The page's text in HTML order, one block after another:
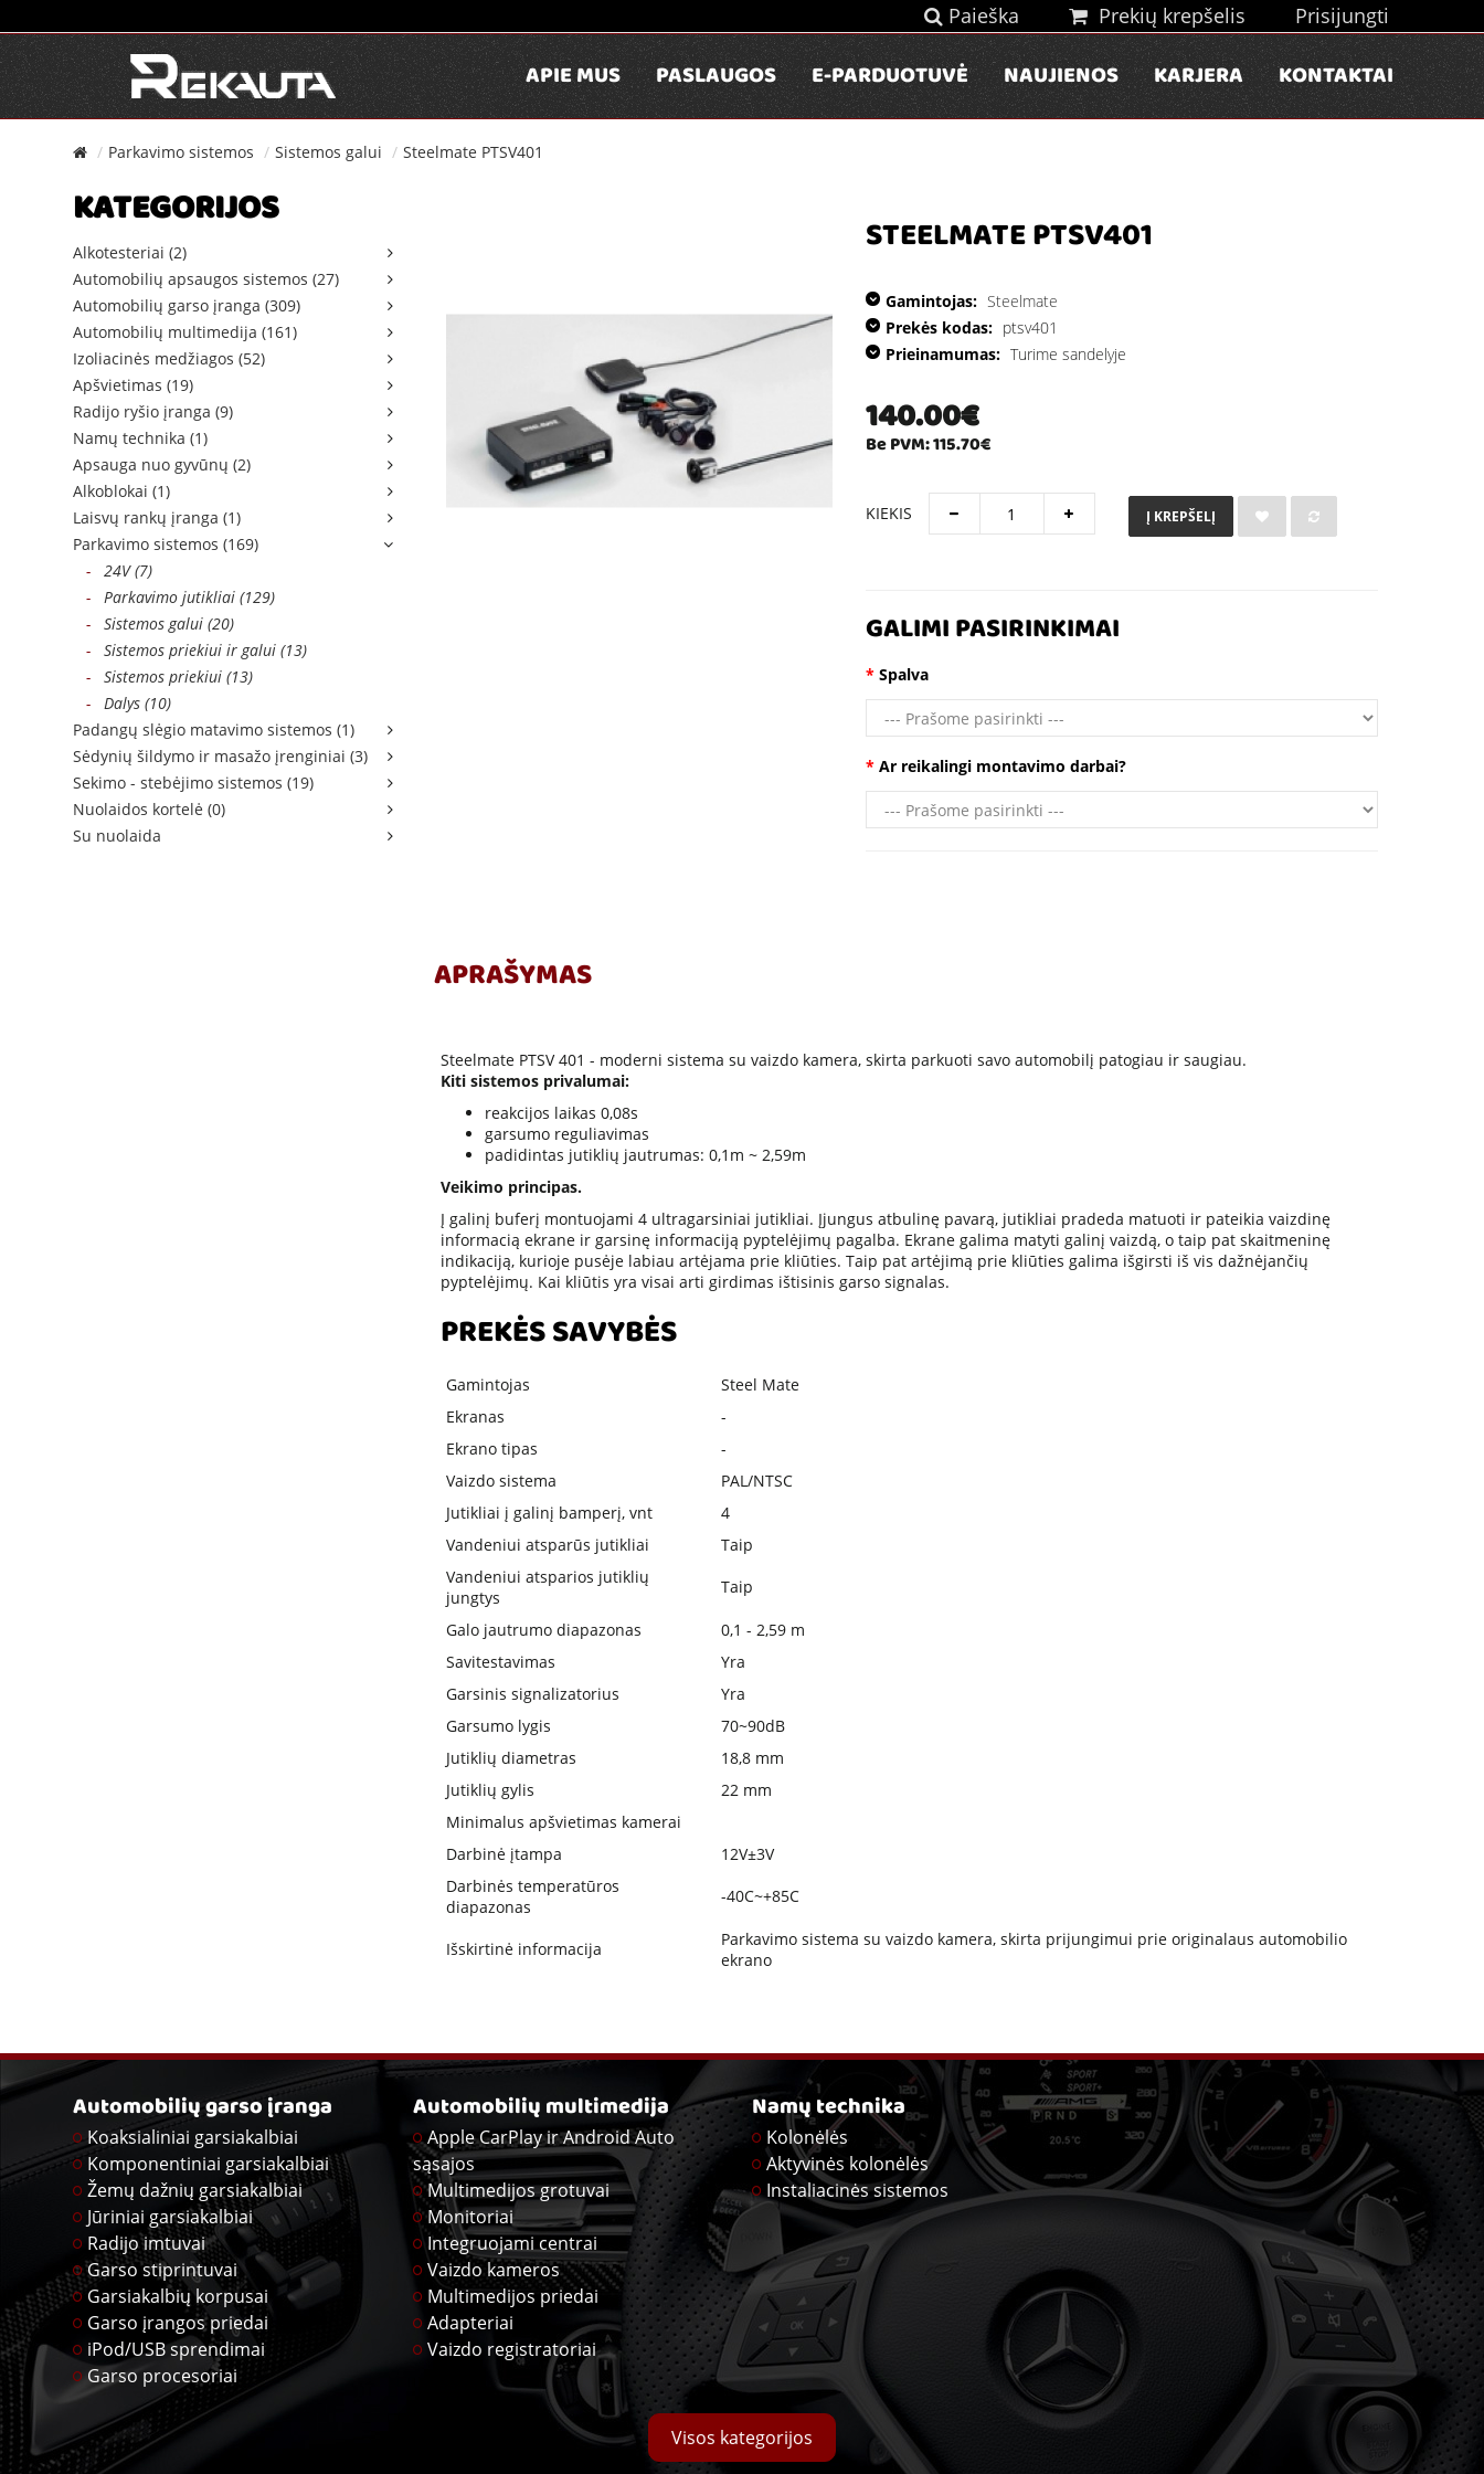
Paieška Prekių krepšelis Prisijungti
APIE MUS PASLAUGOS E-PARDUOTUVĖ NAUJIENOS KARJERA KONTAKTAI
Parkavimo sistemos Sistemos galui Steelmate PTSV401
KATEGORIJOS
Alkotesteriai (2)
Automobilių apsaugos sistemos (27)
Automobilių garso įranga (309)
Automobilių multimedija (161)
Izoliacinės medžiagos (52)
Apšvietimas (19)
Radijo ryšio įranga (9)
Namų technika (1)
Apsauga nuo gyvūnų (2)
Alkoblokai (1)
Laisvų rankų įranga (1)
Parkavimo sistemos (169)
- 24V (7)
- Parkavimo jutikliai (129)
- Sistemos galui (20)
- Sistemos priekiui ir galui (13)
- Sistemos priekiui (13)
- Dalys (10)
Padangų slėgio matavimo sistemos (1)
Sėdynių šildymo ir masažo įrenginiai (3)
Sekimo - stebėjimo sistemos (19)
Nuolaidos kortelė (0)
Su nuolaida
STEELMATE PTSV401
Gamintojas: Steelmate
Prekės kodas: ptsv401
Prieinamumas: Turime sandelyje
140.00€
Be PVM: 115.70€
KIEKIS Į KREPŠELĮ
GALIMI PASIRINKIMAI
Spalva
Ar reikalingi montavimo darbai?
APRAŠYMAS
Steelmate PTSV 401 - moderni sistema su vaizdo kamera, skirta parkuoti savo automobilį patogiau ir saugiau.
Kiti sistemos privalumai:
reakcijos laikas 0,08s
garsumo reguliavimas
padidintas jutiklių jautrumas: 0,1m ~ 2,59m
Veikimo principas.
Į galinį buferį montuojami 4 ultragarsiniai jutikliai. Įjungus atbulinę pavarą, jutikliai pradeda matuoti ir pateikia vaizdinę
informacią ekrane ir garsinę informaciją pyptelėjimų pagalba. Ekrane galima matyti galinį vaizdą, o taip pat skaitmeninę
indikaciją, kurioje pusėje labiau artėjama prie kliūties. Taip pat artėjimą prie kliūties galima išgirsti iš vis dažnėjančių
pyptelėjimų. Kai kliūtis yra visai arti girdimas ištisinis garso signalas.
PREKĖS SAVYBĖS
Gamintojas
Steel Mate
Ekranas
-
Ekrano tipas
-
Vaizdo sistema
PAL/NTSC
Jutikliai į galinį bamperį, vnt
4
Vandeniui atsparūs jutikliai
Taip
Vandeniui atsparios jutiklių
jungtys
Taip
Galo jautrumo diapazonas
0,1 - 2,59 m
Savitestavimas
Yra
Garsinis signalizatorius
Yra
Garsumo lygis
70~90dB
Jutiklių diametras
18,8 mm
Jutiklių gylis
22 mm
Minimalus apšvietimas kamerai
Darbinė įtampa
12V±3V
Darbinės temperatūros
diapazonas
-40C~+85C
Išskirtinė informacija
Parkavimo sistema su vaizdo kamera, skirta prijungimui prie originalaus automobilio
ekrano
Automobilių garso įranga
Koaksialiniai garsiakalbiai
Komponentiniai garsiakalbiai
Žemų dažnių garsiakalbiai
Jūriniai garsiakalbiai
Radijo imtuvai
Garso stiprintuvai
Garsiakalbių korpusai
Garso įrangos priedai
iPod/USB sprendimai
Garso procesoriai
Automobilių multimedija
Apple CarPlay ir Android Auto
sąsajos
Multimedijos grotuvai
Monitoriai
Integruojami centrai
Vaizdo kameros
Multimedijos priedai
Adapteriai
Vaizdo registratoriai
Namų technika
Kolonėlės
Aktyvinės kolonėlės
Instaliacinės sistemos
Visos kategorijos